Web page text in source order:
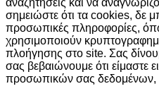
σημειώστε ότι τα cookies, δε
προσωπικές πληροφορίες,
χρησιμοποιούν
πλοήγησης στο site. Σας
σας βεβαιώνουμε ότι είμαστε
προσωπικών σας δεδομένων,